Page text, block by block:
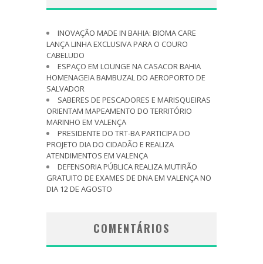
INOVAÇÃO MADE IN BAHIA: BIOMA CARE
LANÇA LINHA EXCLUSIVA PARA O COURO
CABELUDO
ESPAÇO EM LOUNGE NA CASACOR BAHIA
HOMENAGEIA BAMBUZAL DO AEROPORTO DE
SALVADOR
SABERES DE PESCADORES E MARISQUEIRAS
ORIENTAM MAPEAMENTO DO TERRITÓRIO
MARINHO EM VALENÇA
PRESIDENTE DO TRT-BA PARTICIPA DO
PROJETO DIA DO CIDADÃO E REALIZA
ATENDIMENTOS EM VALENÇA
DEFENSORIA PÚBLICA REALIZA MUTIRÃO
GRATUITO DE EXAMES DE DNA EM VALENÇA NO
DIA 12 DE AGOSTO
COMENTÁRIOS